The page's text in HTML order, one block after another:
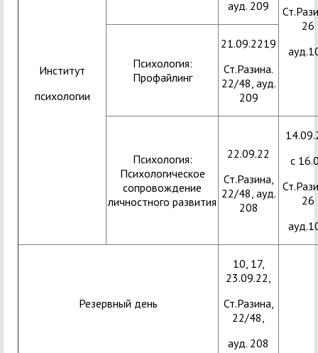
Институт
психологии
ауд. 209
26
Психология:
Профайлинг
21.09.2219
Ст.Разина.
22/48, ауд.
209
Психология:
Психологическое
сопровождение
личностного развития
22.09.22
Ст.Разина,
22/48, ауд.
208
с
26
Резервный день
10, 17,
23.09.22,
Ст.Разина,
22/48,
ауд. 208